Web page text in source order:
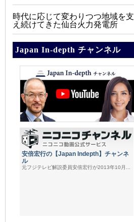
時代に応じて変わりつつ地域を支
え続けてきた仙台火力発電所
Japan In-depth チャンネル